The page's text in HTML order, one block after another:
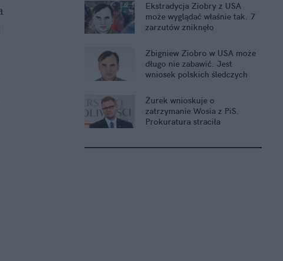
Ekstradycja Ziobry z USA
może wyglądać właśnie tak. 7
zarzutów zniknęło
Zbigniew Ziobro w USA może
długo nie zabawić. Jest
wniosek polskich śledczych
Żurek wnioskuje o
zatrzymanie Wosia z PiS.
Prokuratura straciła